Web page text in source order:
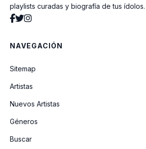
playlists curadas y biografía de tus ídolos.
NAVEGACIÓN
Sitemap
Artistas
Nuevos Artistas
Géneros
Buscar